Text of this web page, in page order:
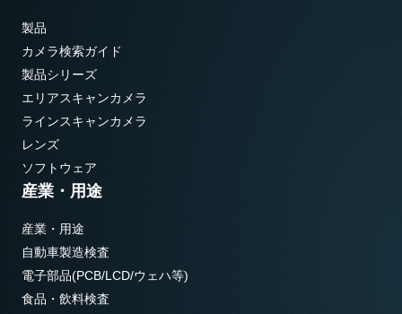
製品
カメラ検索ガイド
製品シリーズ
エリアスキャンカメラ
ラインスキャンカメラ
レンズ
ソフトウェア
産業・用途
産業・用途
自動車製造検査
電子部品(PCB/LCD/ウェハ等)
食品・飲料検査